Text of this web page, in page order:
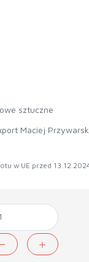
sztuczne
Maciej
w UE przed